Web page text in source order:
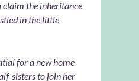
claim the inheritance
in the little
for a new home
sisters to join her